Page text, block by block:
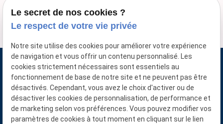
Le secret de nos cookies ?
Le respect de votre vie privée
Notre site utilise des cookies pour améliorer votre expérience
de navigation et vous offrir un contenu personnalisé. Les
cookies strictement nécessaires sont essentiels au
fonctionnement de base de notre site et ne peuvent pas être
désactivés. Cependant, vous avez le choix d'activer ou de
désactiver les cookies de personnalisation, de performance et
de marketing selon vos préférences. Vous pouvez modifier vos
paramètres de cookies à tout moment en cliquant sur le lien